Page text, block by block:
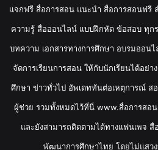
แจกฟรี สื่อการสอน แนะนำ สื่อการสอนฟรี
ความรู้ สื่อออนไลน์ แบบฝึกหัด ข้อสอบ ทุก
บทความ เอกสารทางการศึกษา อบรมออน
จัดการเรียนการสอน ให้กับนักเรียนได้อย่
ศึกษา ข่าวทั่วไป อัพเดททันต่อเหตุการณ์ ส
ผู้ช่วย รวมทั้งหมดไว้ที่นี่ www.สื่อการสอน
และยังสามารถติดตามได้ทางแฟนเพจ สื่
พัฒนาการศึกษาไทย โดยไม่แสวง